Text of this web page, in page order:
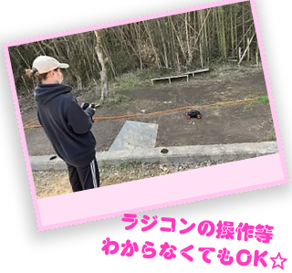
ラジコンの操作等
わからなくてもOK☆